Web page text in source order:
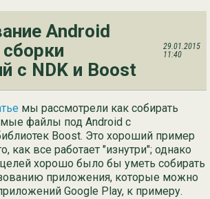
Android
с NDK и Boost
29.01.2015
11:40
мы рассмотрели как собирать
файлы под Android с
Boost. Это хороший пример
как все работает "изнутри"; однако
хорошо было бы уметь собирать
приложения, которые можно
Google Play, к примеру.